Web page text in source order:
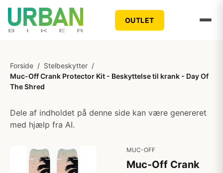
OUTLET
Forside / Stelbeskytter /
Muc-Off Crank Protector Kit - Beskyttelse til krank - Day Of
The Shred
Dele af indholdet på denne side kan være genereret
med hjælp fra AI.
MUC-OFF
Muc-Off Crank